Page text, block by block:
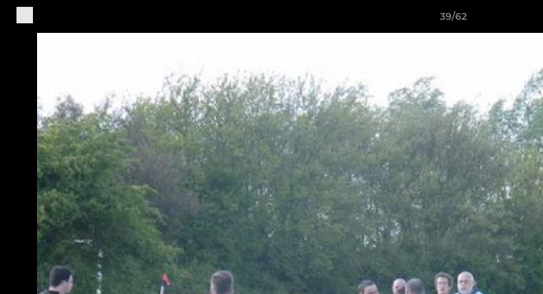
39/62